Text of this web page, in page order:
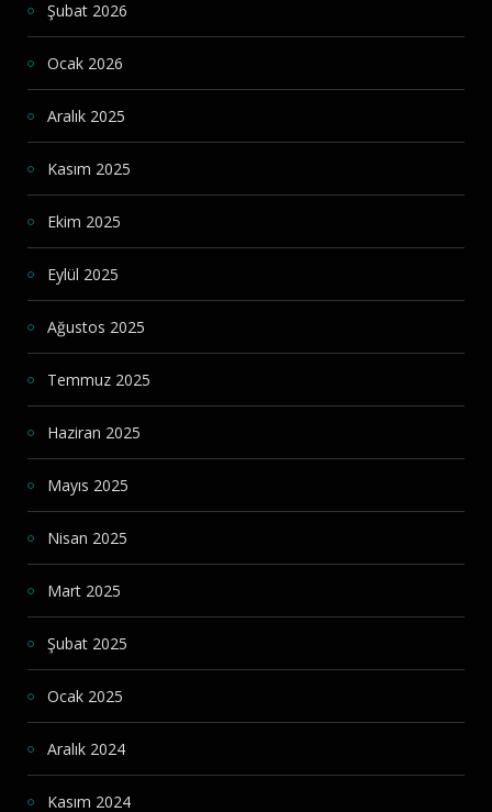
Şubat 2026
Ocak 2026
Aralık 2025
Kasım 2025
Ekim 2025
Eylül 2025
Ağustos 2025
Temmuz 2025
Haziran 2025
Mayıs 2025
Nisan 2025
Mart 2025
Şubat 2025
Ocak 2025
Aralık 2024
Kasım 2024